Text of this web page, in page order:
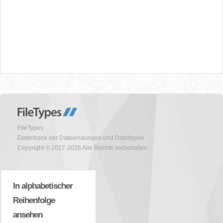
FileTypes
Datenbank der Dateiendungen und Dateitypen
Copyright © 2017-2026 Alle Rechte vorbehalten
In alphabetischer
Reihenfolge
ansehen